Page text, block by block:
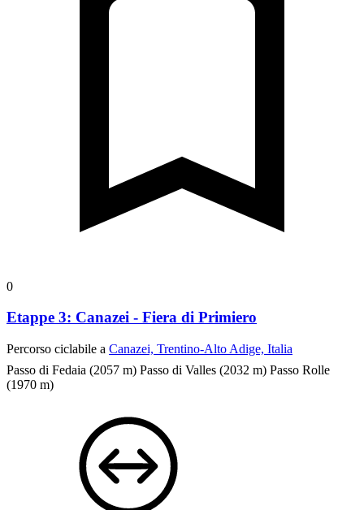
0
Etappe 3: Canazei - Fiera di Primiero
Percorso ciclabile a Canazei, Trentino-Alto Adige, Italia
Passo di Fedaia (2057 m) Passo di Valles (2032 m) Passo Rolle
(1970 m)